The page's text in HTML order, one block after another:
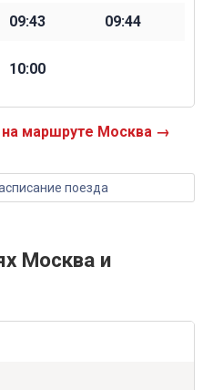
09:43 09:44
10:00
маршруте Москва →
поезда
Москва и